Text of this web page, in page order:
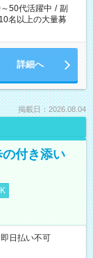
50代活躍中 / 副
10名以上の大量募
詳細へ
掲載日：2026.08.04
付き添い
日払い不可